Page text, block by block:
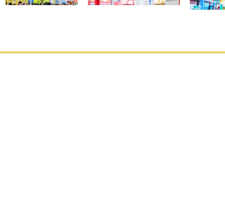
快速发展成为了可能。GFE始终致力于让
品牌。